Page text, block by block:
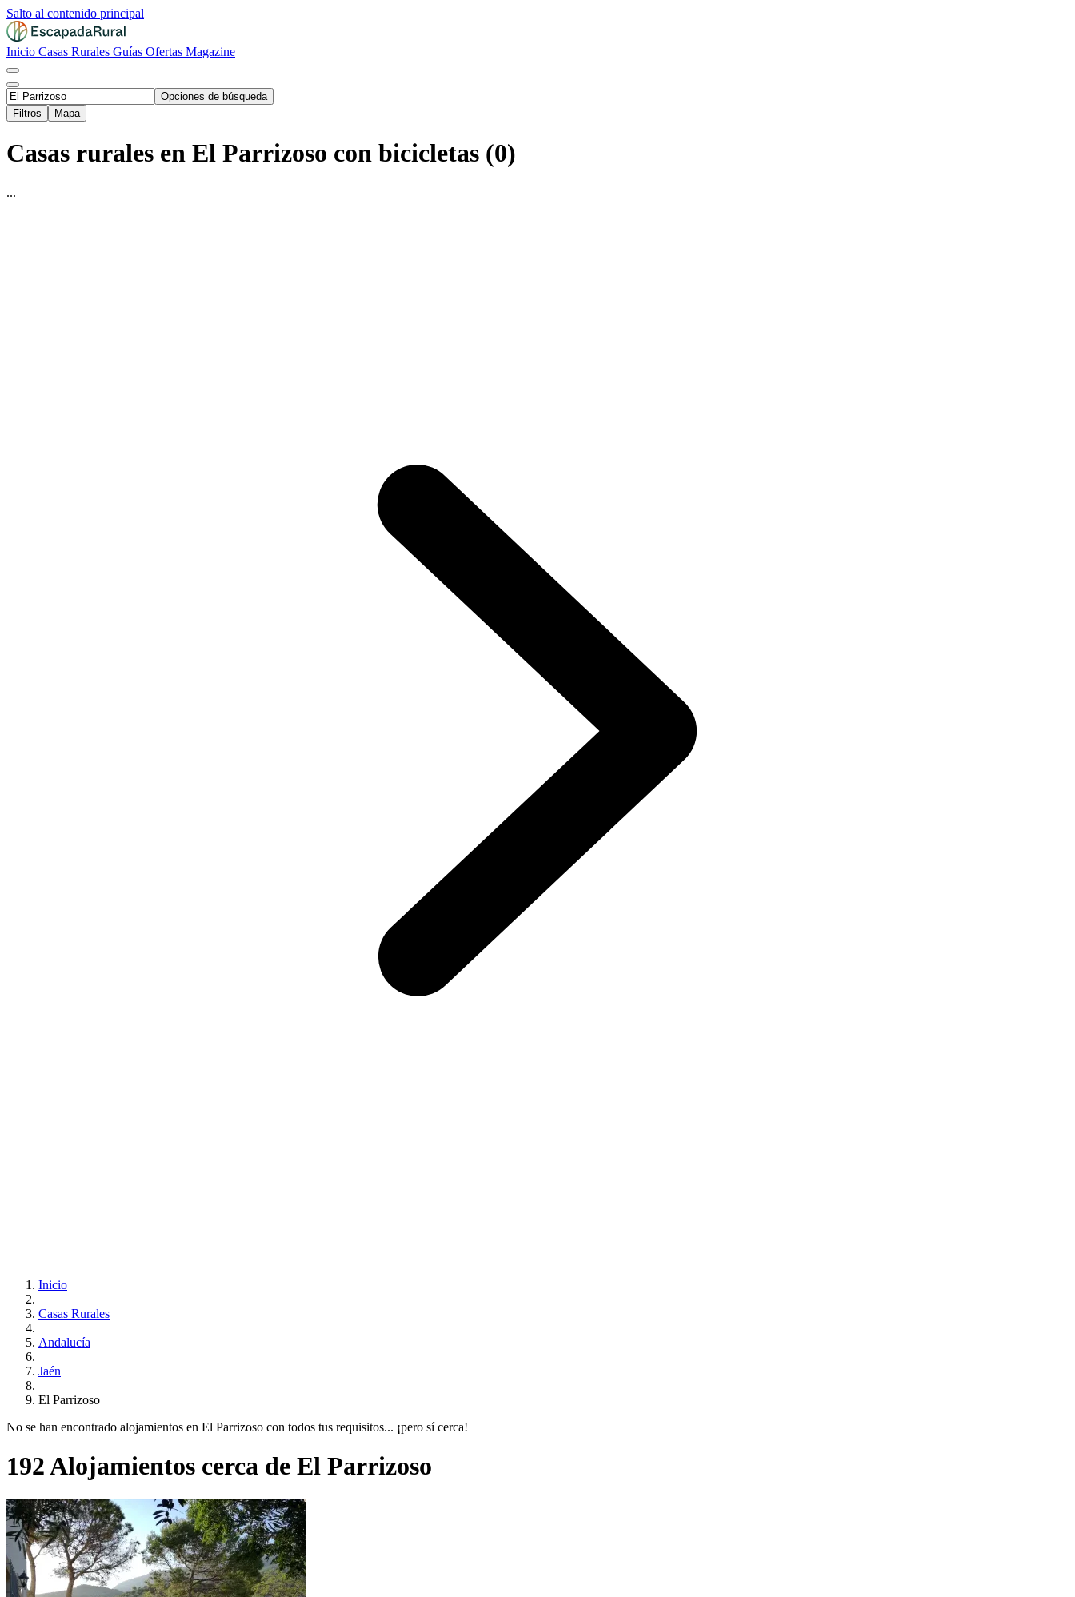
Salto al contenido principal
Inicio Casas Rurales Guías Ofertas Magazine
Opciones de búsqueda
Filtros
Mapa
Casas rurales en El Parrizoso con bicicletas (0)
...
Inicio
Casas Rurales
Andalucía
Jaén
El Parrizoso
No se han encontrado alojamientos en El Parrizoso con todos tus requisitos... ¡pero sí cerca!
192 Alojamientos cerca de El Parrizoso